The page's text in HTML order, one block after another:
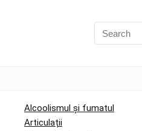
Alcoolismul și fumatul
Articulații